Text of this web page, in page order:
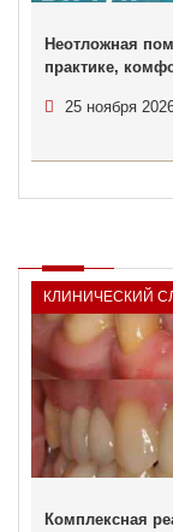
Неотложная
практике,
25 ноября
КЛИНИЧЕСКИЙ
Комплексная